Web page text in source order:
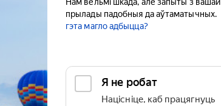
Нам вельмі шкада, але запыты з вашай
прылады падобныя да аўтаматычных.
гэта магло адбыцца?
Я не робат
Націсніце, каб працягнуць